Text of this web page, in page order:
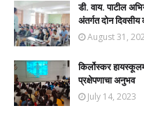
डी. वाय. पाटील
अंतर्गत दोन दिवसीय
August 31,
किर्लोस्कर
प्रक्षेपणाचा अनुभव
July 14, 2023